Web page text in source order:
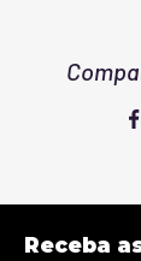
Receba